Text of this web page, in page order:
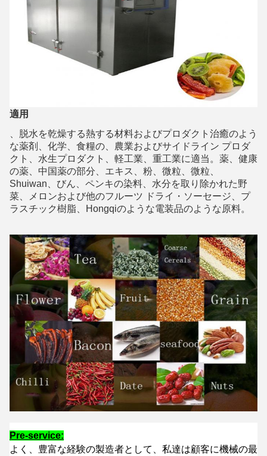
適用
、脱水を乾燥する熱する材料およびプロダクト治癒のよう
な薬剤、化学、食糧の、農業およびサイドライン プロダ
クト、水生プロダクト、軽工業、重工業に適当。薬、健康
の薬、中国薬の部分、エキス、粉、微粒、微粒、
Shuiwan、びん、ペンキの染料、水分を取り除かれた野
菜、メロンおよび他のフルーツ ドライ・ソーセージ、プ
ラスチック樹脂、Hongqiのような電装品のような原料。
Pre-service:
よく、豊富な経験の製造者として、私達は顧客に機械の最